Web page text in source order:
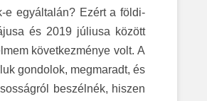
e egyáltalán? Ezért a földi-
és 2019 júliusa között
következménye volt. A
gondolok, megmaradt, és
beszélnék, hiszen